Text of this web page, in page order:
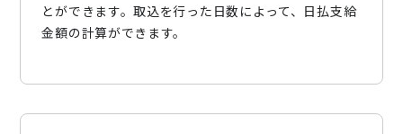
とができます。取込を行った日数によって、日払支給
金額の計算ができます。